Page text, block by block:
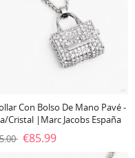
Con Bolso De Mano Pavé -
Cristal |Marc Jacobs España
€85.99